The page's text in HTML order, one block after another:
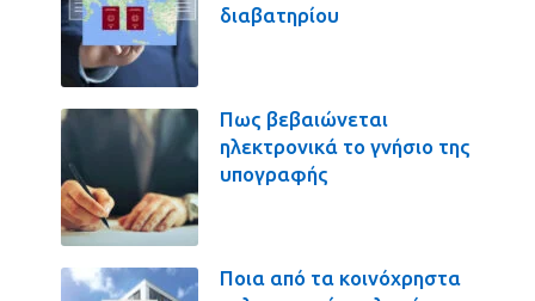
διαβατηρίου
Πως βεβαιώνεται
ηλεκτρονικά το γνήσιο της
υπογραφής
Ποια από τα κοινόχρηστα